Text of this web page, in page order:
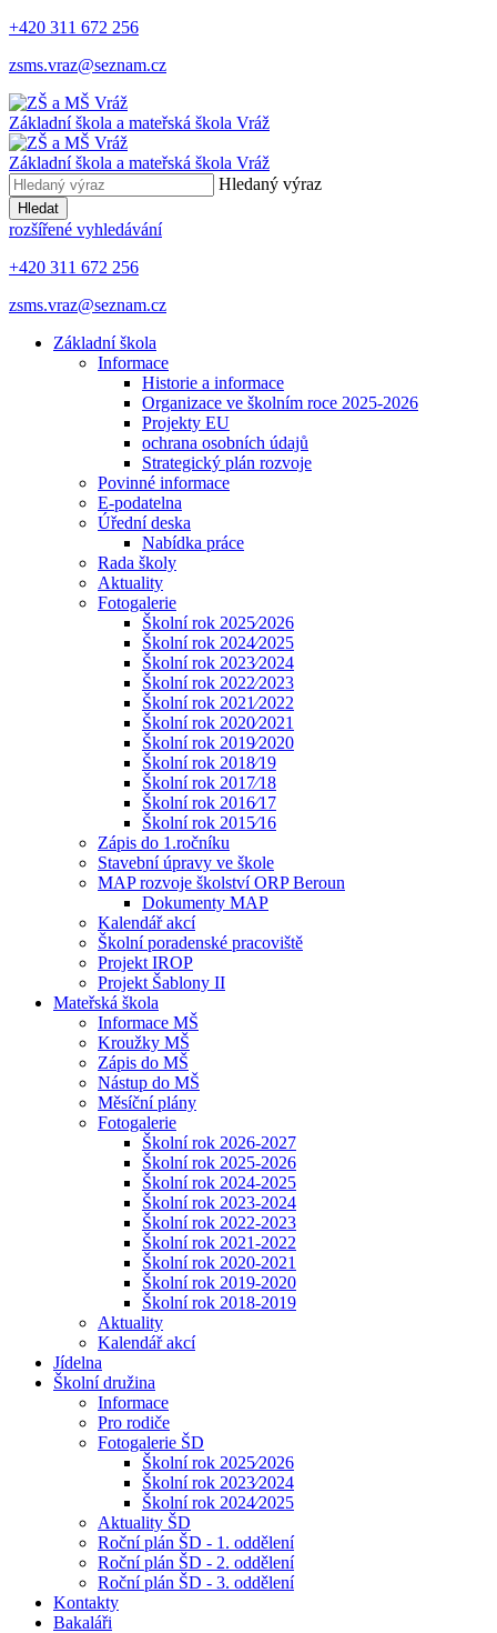
+420 311 672 256
zsms.vraz@seznam.cz
Základní škola a mateřská škola Vráž
Základní škola a mateřská škola Vráž
Hledaný výraz
Hledat
rozšířené vyhledávání
+420 311 672 256
zsms.vraz@seznam.cz
Základní škola
Informace
Historie a informace
Organizace ve školním roce 2025-2026
Projekty EU
ochrana osobních údajů
Strategický plán rozvoje
Povinné informace
E-podatelna
Úřední deska
Nabídka práce
Rada školy
Aktuality
Fotogalerie
Školní rok 2025⁄2026
Školní rok 2024⁄2025
Školní rok 2023⁄2024
Školní rok 2022⁄2023
Školní rok 2021⁄2022
Školní rok 2020⁄2021
Školní rok 2019⁄2020
Školní rok 2018⁄19
Školní rok 2017⁄18
Školní rok 2016⁄17
Školní rok 2015⁄16
Zápis do 1.ročníku
Stavební úpravy ve škole
MAP rozvoje školství ORP Beroun
Dokumenty MAP
Kalendář akcí
Školní poradenské pracoviště
Projekt IROP
Projekt Šablony II
Mateřská škola
Informace MŠ
Kroužky MŠ
Zápis do MŠ
Nástup do MŠ
Měsíční plány
Fotogalerie
Školní rok 2026-2027
Školní rok 2025-2026
Školní rok 2024-2025
Školní rok 2023-2024
Školní rok 2022-2023
Školní rok 2021-2022
Školní rok 2020-2021
Školní rok 2019-2020
Školní rok 2018-2019
Aktuality
Kalendář akcí
Jídelna
Školní družina
Informace
Pro rodiče
Fotogalerie ŠD
Školní rok 2025⁄2026
Školní rok 2023⁄2024
Školní rok 2024⁄2025
Aktuality ŠD
Roční plán ŠD - 1. oddělení
Roční plán ŠD - 2. oddělení
Roční plán ŠD - 3. oddělení
Kontakty
Bakaláři